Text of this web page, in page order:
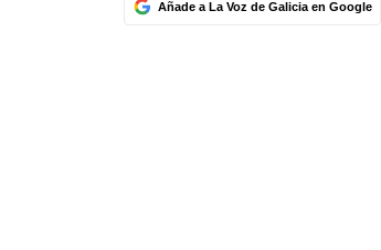
Añade a La Voz de Galicia en Google